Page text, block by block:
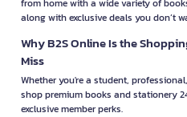
from home with a wide variety of
along with exclusive deals you don’t
Why B2S Online Is the
Miss
Whether you're a student,
shop premium books and stationery
exclusive member perks.